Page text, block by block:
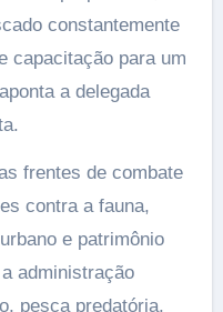
constantemente
capacitação para um
a delegada
frentes de combate
contra a fauna,
e patrimônio
administração
pesca predatória,